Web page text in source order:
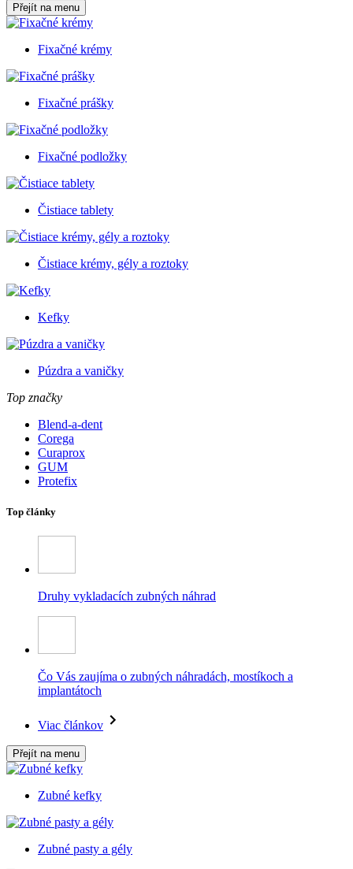
Přejít na menu
Fixačné krémy
Fixačné prášky
Fixačné podložky
Čistiace tablety
Čistiace krémy, gély a roztoky
Kefky
Púzdra a vaničky
Top značky
Blend-a-dent
Corega
Curaprox
GUM
Protefix
Top články
Druhy vykladacích zubných náhrad
Čo Vás zaujíma o zubných náhradách, mostíkoch a
implantátoch
Viac článkov
Přejít na menu
Zubné kefky
Zubné pasty a gély